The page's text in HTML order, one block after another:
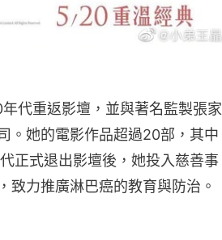
代重返影壇，並與著名監製張家
。她的電影作品超過20部，其中
正式退出影壇後，她投入慈善事
致力推廣淋巴癌的教育與防治。